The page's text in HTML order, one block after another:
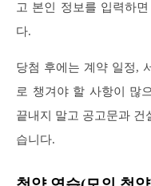
고 본인 정보를 입력하
다.
당첨 후에는 계약 일정,
로 챙겨야 할 사항이 많
끝내지 말고 공고문과 건
습니다.